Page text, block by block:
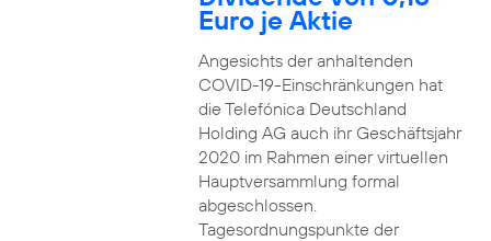
Euro je Aktie
Angesichts der anhaltenden
COVID-19-Einschränkungen hat
die Telefónica Deutschland
Holding AG auch ihr Geschäftsjahr
2020 im Rahmen einer virtuellen
Hauptversammlung formal
abgeschlossen.
Tagesordnungspunkte der